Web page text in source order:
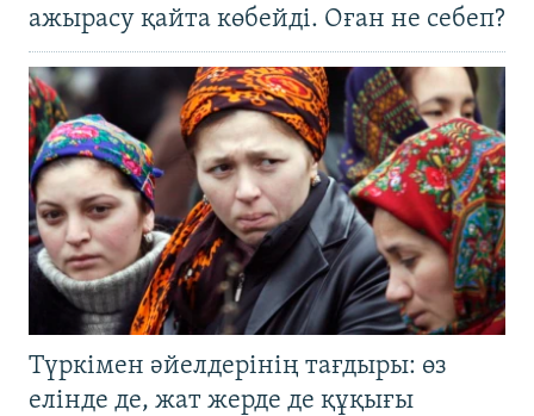
ажырасу қайта көбейді. Оған не себеп?
Түркімен әйелдерінің тағдыры: өз
елінде де, жат жерде де құқығы